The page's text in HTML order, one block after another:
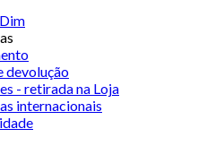
devolução
- retirada na Loja
internacionais